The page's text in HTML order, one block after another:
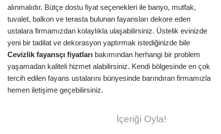
alınmalıdır. Bütçe dostu fiyat seçenekleri ile banyo, mutfak,
tuvalet, balkon ve terasta bulunan fayansları dekore eden
ustalara firmamızdan kolaylıkla ulaşabilirsiniz. Üstelik evinizde
yeni bir tadilat ve dekorasyon yaptırmak istediğinizde bile
Cevizlik fayansçı fiyatları bakımından herhangi bir problem
yaşamadan kaliteli hizmet alabilirsiniz. Kendi bölgesinde en çok
tercih edilen fayans ustalarını bünyesinde barındıran firmamızla
hemen iletişime geçebilirsiniz.
İçeriği Oyla!